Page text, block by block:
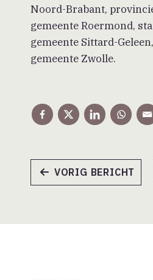
Noord-Brabant,
gemeente Roermond,
gemeente Sittard-
gemeente Zwolle.
VORIG BERICHT